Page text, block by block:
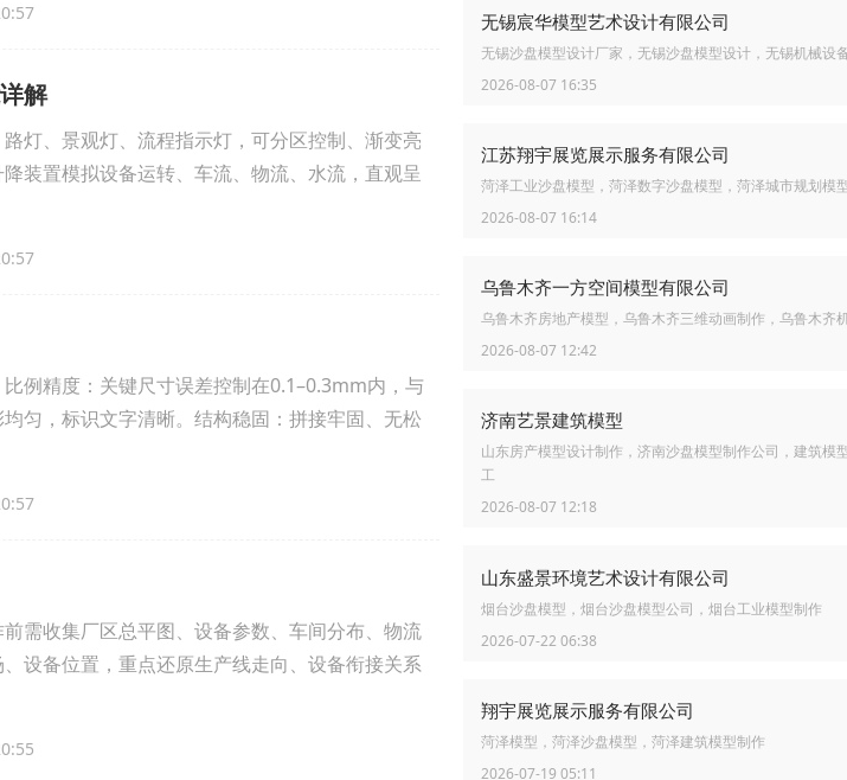
解
灯、景观灯、流程指示灯，可分区控制、渐变亮
装置模拟设备运转、车流、物流、水流，直观呈
例精度：关键尺寸误差控制在0.1–0.3mm内，与
匀，标识文字清晰。结构稳固：拼接牢固、无松
需收集厂区总平图、设备参数、车间分布、物流
设备位置，重点还原生产线走向、设备衔接关系
无锡宸华模型艺术设计有限公司
无锡沙盘模型设计厂家，无锡沙盘模型设计，无锡机械设
2026-08-07 16:35
江苏翔宇展览展示服务有限公司
菏泽工业沙盘模型，菏泽数字沙盘模型，菏泽城市规划模
2026-08-07 16:14
乌鲁木齐一方空间模型有限公司
乌鲁木齐房地产模型，乌鲁木齐三维动画制作，乌鲁木齐
2026-08-07 12:42
济南艺景建筑模型
山东房产模型设计制作，济南沙盘模型制作公司，建筑模
工
2026-08-07 12:18
山东盛景环境艺术设计有限公司
烟台沙盘模型，烟台沙盘模型公司，烟台工业模型制作
2026-07-22 06:38
翔宇展览展示服务有限公司
菏泽模型，菏泽沙盘模型，菏泽建筑模型制作
2026-07-19 05:11